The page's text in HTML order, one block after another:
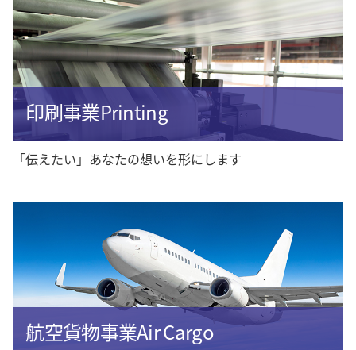
印刷事業Printing
「伝えたい」あなたの想いを形にします
航空貨物事業Air Cargo